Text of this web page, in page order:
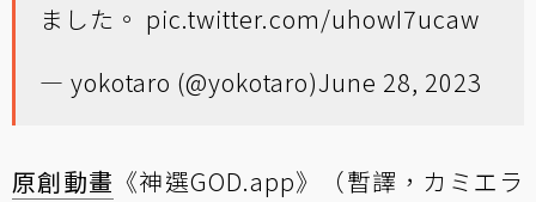
ました。 pic.twitter.com/uhowI7ucaw
— yokotaro (@yokotaro)June 28, 2023
原創動畫 《神選GOD.app》（暫譯，カミエラ